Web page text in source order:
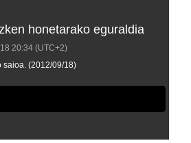
honetarako eguraldia
20:34 (UTC+2)
saioa. (2012/09/18)